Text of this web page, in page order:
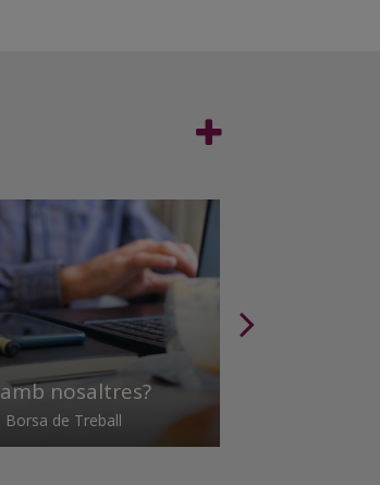
nosaltres?
Borsa de Treball